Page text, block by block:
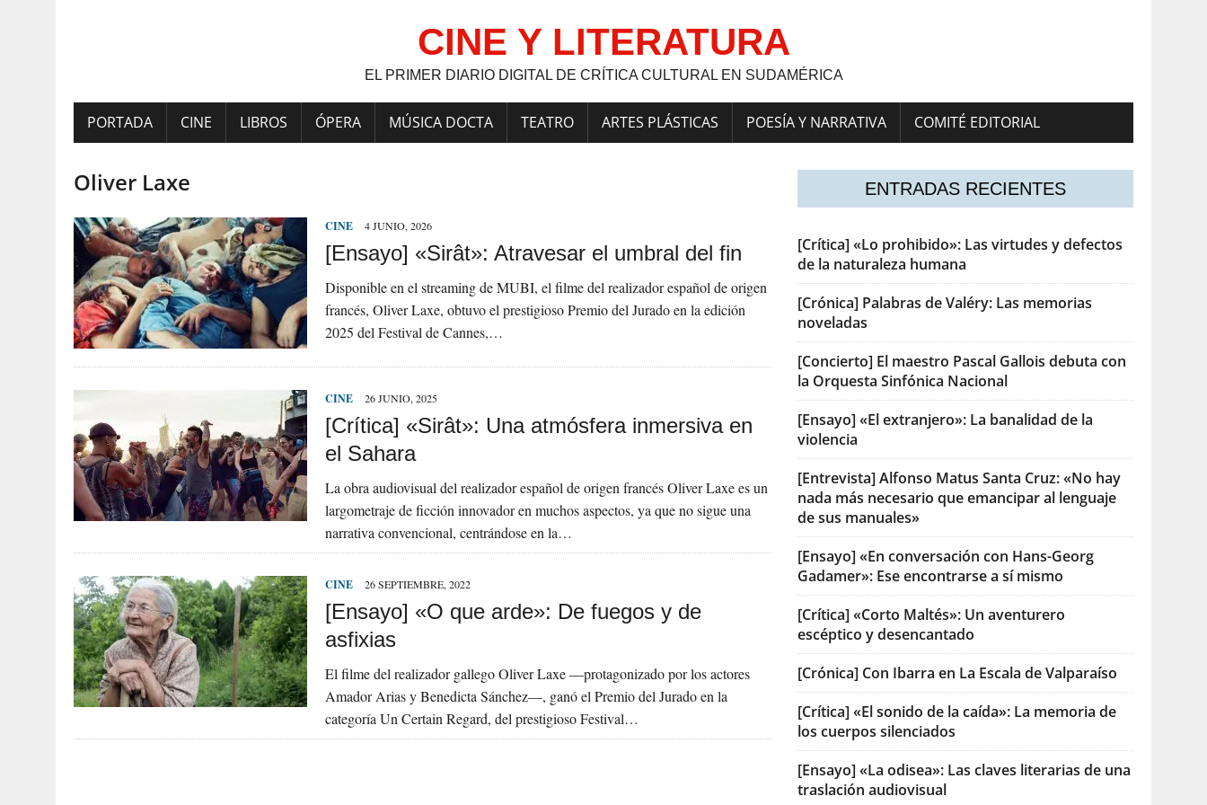
CINE Y LITERATURA
EL PRIMER DIARIO DIGITAL DE CRÍTICA CULTURAL EN SUDAMÉRICA
PORTADA CINE LIBROS ÓPERA MÚSICA DOCTA TEATRO ARTES PLÁSTICAS POESÍA Y NARRATIVA COMITÉ EDITORIAL
Oliver Laxe
CINE 4 JUNIO, 2026
[Ensayo] «Sirât»: Atravesar el umbral del fin
Disponible en el streaming de MUBI, el filme del realizador español de origen
francés, Oliver Laxe, obtuvo el prestigioso Premio del Jurado en la edición
2025 del Festival de Cannes,…
CINE 26 JUNIO, 2025
[Crítica] «Sirât»: Una atmósfera inmersiva en
el Sahara
La obra audiovisual del realizador español de origen francés Oliver Laxe es un
largometraje de ficción innovador en muchos aspectos, ya que no sigue una
narrativa convencional, centrándose en la…
CINE 26 SEPTIEMBRE, 2022
[Ensayo] «O que arde»: De fuegos y de
asfixias
El filme del realizador gallego Oliver Laxe —protagonizado por los actores
Amador Arias y Benedicta Sánchez—, ganó el Premio del Jurado en la
categoría Un Certain Regard, del prestigioso Festival…
ENTRADAS RECIENTES
[Crítica] «Lo prohibido»: Las virtudes y defectos
de la naturaleza humana
[Crónica] Palabras de Valéry: Las memorias
noveladas
[Concierto] El maestro Pascal Gallois debuta con
la Orquesta Sinfónica Nacional
[Ensayo] «El extranjero»: La banalidad de la
violencia
[Entrevista] Alfonso Matus Santa Cruz: «No hay
nada más necesario que emancipar al lenguaje
de sus manuales»
[Ensayo] «En conversación con Hans-Georg
Gadamer»: Ese encontrarse a sí mismo
[Crítica] «Corto Maltés»: Un aventurero
escéptico y desencantado
[Crónica] Con Ibarra en La Escala de Valparaíso
[Crítica] «El sonido de la caída»: La memoria de
los cuerpos silenciados
[Ensayo] «La odisea»: Las claves literarias de una
traslación audiovisual